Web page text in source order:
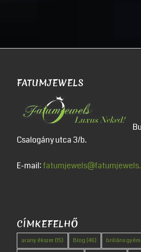
FATUMJEWELS
Csalogány utca 3/b.
E-mail:
CÍMKEFELHŐ
arany ékszer(15) Blog (46) briliáns